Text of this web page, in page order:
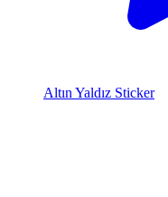
Altın Yaldız Sticker